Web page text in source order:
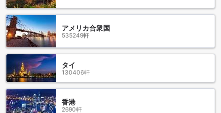
ビュッフェ形式の朝食もご用意しており、さまざまな種類の
料理をお楽しみいただけます。コンチネンタルブレックファ
ストも提供しており、軽やかな朝食をお好みの方にもおすす
めです。アッコ ビーチ ホテルでは、お客様の食事体験を充実
させるため、多様なダイニングオプションをご用意してお待
ちしております。
アッコ ビーチ ホテルのお部屋の選択肢
アッコ ビーチ ホテルでは、標準ルームをご用意しておりま
す。広さは17平方メートルで、シングルベッド2台、ダブルベ
アメリカ合衆国
535249軒
タイ
130406軒
香港
2690軒